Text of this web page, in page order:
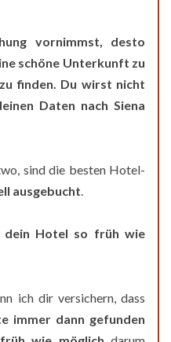
vornimmst, desto
schöne Unterkunft zu
finden. Du wirst nicht
Daten nach Siena
sind die besten Hotel-
ausgebucht.
dein Hotel so früh wie
ich dir versichern, dass
immer dann gefunden